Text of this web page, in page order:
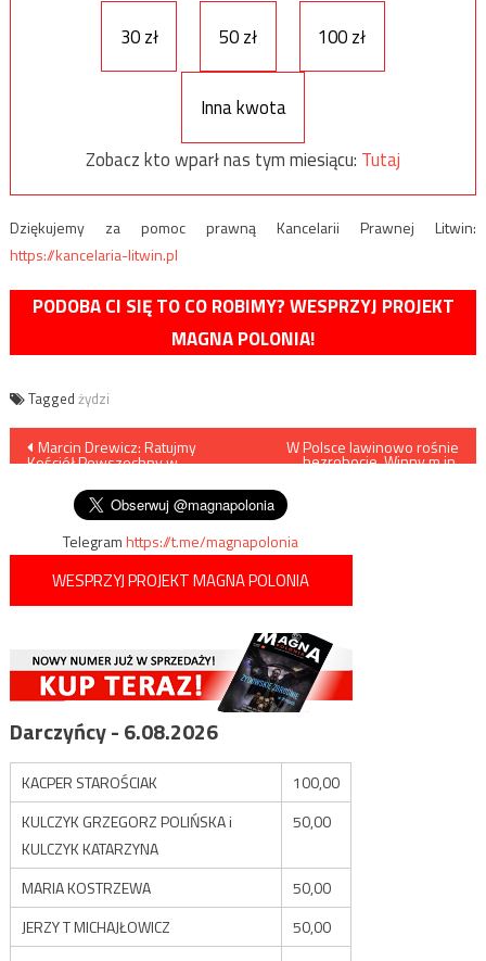
30 zł
50 zł 100 zł
Inna kwota
Zobacz kto wparł nas tym miesiącu: Tutaj
Dziękujemy za pomoc prawną Kancelarii Prawnej Litwin:
https://kancelaria-litwin.pl
PODOBA CI SIĘ TO CO ROBIMY? WESPRZYJ PROJEKT
MAGNA POLONIA!
Tagged żydzi
Nawigacja
wpisu
Marcin Drewicz: Ratujmy
Kościół Powszechny w
W Polsce lawinowo rośnie
bezrobocie. Winny m.in.
Telegramhttps://t.me/magnapolonia
WESPRZYJ PROJEKT MAGNA POLONIA
Darczyńcy - 6.08.2026
KACPER STAROŚCIAK
100,00
KULCZYK GRZEGORZ POLIŃSKA i
KULCZYK KATARZYNA
50,00
MARIA KOSTRZEWA
50,00
JERZY T MICHAJŁOWICZ
50,00